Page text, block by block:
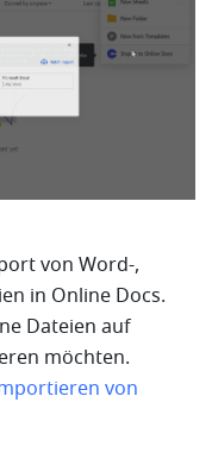
von Word-,
in Online Docs.
Dateien auf
von